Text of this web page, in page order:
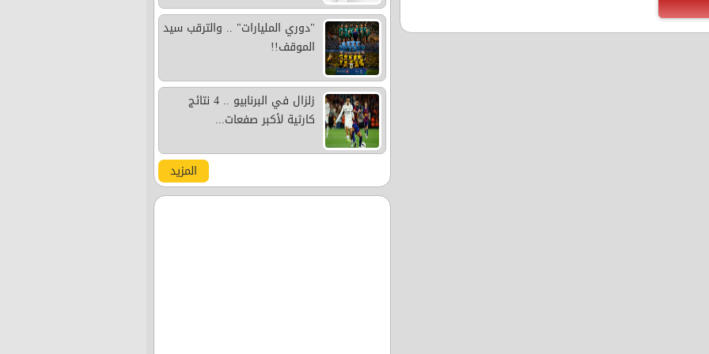
"دوري المليارات" .. والترقب سيد
الموقف!!
زلزال في البرنابيو .. 4 نتائج
كارثية لأكبر صفعات...
المزيد